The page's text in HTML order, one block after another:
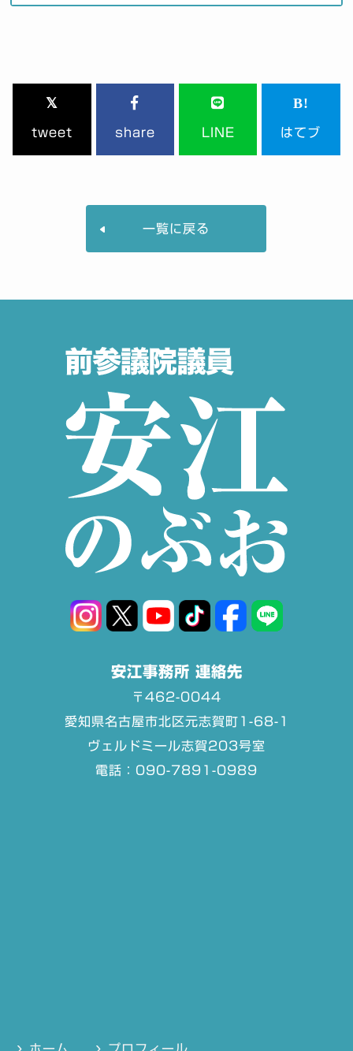
tweet share LINE はてブ
一覧に戻る
安江事務所 連絡先
〒462-0044
愛知県名古屋市北区元志賀町1-68-1
ヴェルドミール志賀203号室
電話：090-7891-0989
ホーム プロフィール